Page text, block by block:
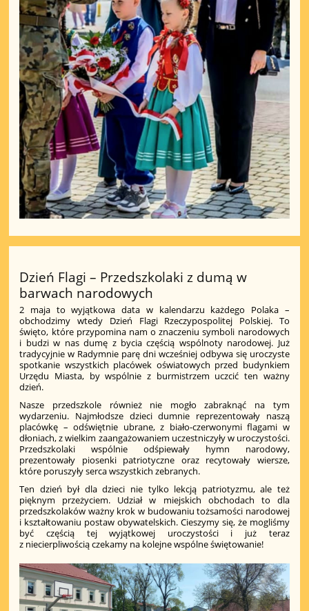
Dzień Flagi – Przedszkolaki z dumą w
barwach narodowych
2 maja to wyjątkowa data w kalendarzu każdego Polaka –
obchodzimy wtedy Dzień Flagi Rzeczypospolitej Polskiej. To
święto, które przypomina nam o znaczeniu symboli narodowych
i budzi w nas dumę z bycia częścią wspólnoty narodowej. Już
tradycyjnie w Radymnie parę dni wcześniej odbywa się uroczyste
spotkanie wszystkich placówek oświatowych przed budynkiem
Urzędu Miasta, by wspólnie z burmistrzem uczcić ten ważny
dzień.
Nasze przedszkole również nie mogło zabraknąć na tym
wydarzeniu. Najmłodsze dzieci dumnie reprezentowały naszą
placówkę – odświętnie ubrane, z biało-czerwonymi flagami w
dłoniach, z wielkim zaangażowaniem uczestniczyły w uroczystości.
Przedszkolaki wspólnie odśpiewały hymn narodowy,
prezentowały piosenki patriotyczne oraz recytowały wiersze,
które poruszyły serca wszystkich zebranych.
Ten dzień był dla dzieci nie tylko lekcją patriotyzmu, ale też
pięknym przeżyciem. Udział w miejskich obchodach to dla
przedszkolaków ważny krok w budowaniu tożsamości narodowej
i kształtowaniu postaw obywatelskich. Cieszymy się, że mogliśmy
być częścią tej wyjątkowej uroczystości i już teraz
z niecierpliwością czekamy na kolejne wspólne świętowanie!